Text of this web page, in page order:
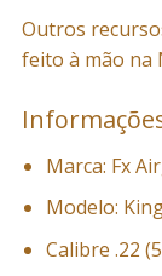
Outros
feito à mão na
Marca: Fx
Modelo:
Calibre .22